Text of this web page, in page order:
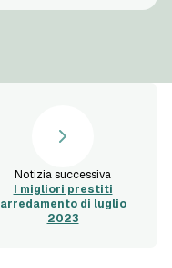
Notizia successiva
I migliori prestiti
arredamento di luglio
2023